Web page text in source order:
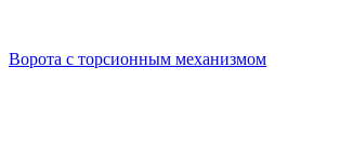
Ворота с торсионным механизмом